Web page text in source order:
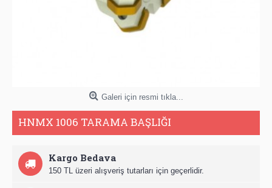
Galeri için resmi tıkla...
HNMX 1006 TARAMA BAŞLIĞI
Kargo Bedava
150 TL üzeri alışveriş tutarları için geçerlidir.